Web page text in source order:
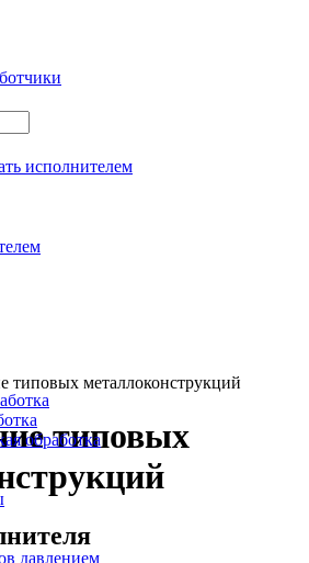
исполнителем
обработка
давлением
типовых металлоконструкций
типовых